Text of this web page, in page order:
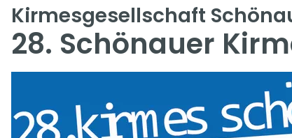
Kirmesgesellschaft
28. Schönauer